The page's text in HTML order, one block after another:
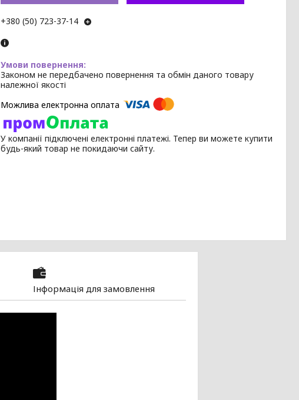
+380 (50) 723-37-14
Законом не передбачено повернення та обмін даного товару
належної якості
У компанії підключені електронні платежі. Тепер ви можете купити
будь-який товар не покидаючи сайту.
Інформація для замовлення